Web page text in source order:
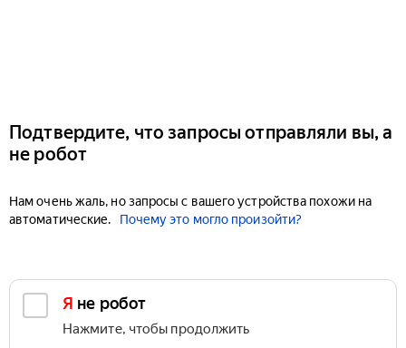
Подтвердите, что запросы отправляли вы, а
не робот
Нам очень жаль, но запросы с вашего устройства похожи на
автоматические.
Почему это могло произойти?
Я не робот
Нажмите, чтобы продолжить